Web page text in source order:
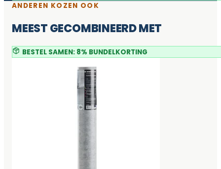
ANDEREN KOZEN OOK
MEEST GECOMBINEERD MET
BESTEL SAMEN: 8% BUNDELKORTING